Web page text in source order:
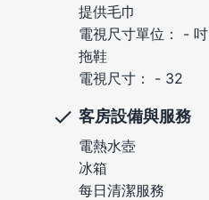
提供毛巾
電視尺寸單位： - 吋
拖鞋
電視尺寸： - 32
客房設備與服務
電熱水壺
冰箱
每日清潔服務